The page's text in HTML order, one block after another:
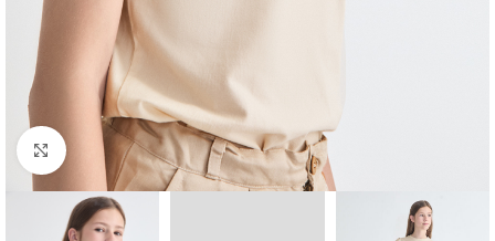
Ampliar foto